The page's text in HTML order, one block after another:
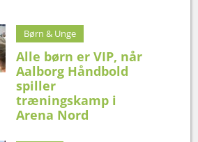
Børn & Unge
Alle børn er VIP, når
Aalborg Håndbold
spiller
træningskamp i
Arena Nord